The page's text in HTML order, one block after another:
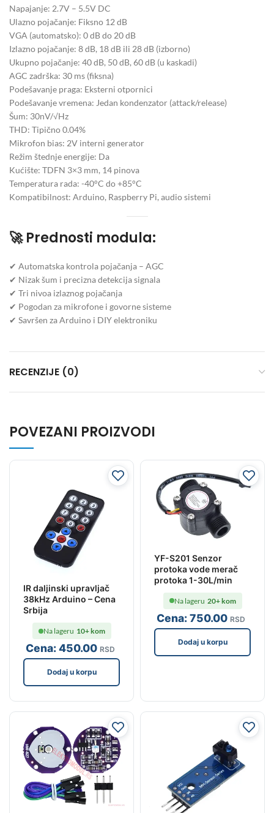
Napajanje: 2.7V – 5.5V DC
Ulazno pojačanje: Fiksno 12 dB
VGA (automatsko): 0 dB do 20 dB
Izlazno pojačanje: 8 dB, 18 dB ili 28 dB (izborno)
Ukupno pojačanje: 40 dB, 50 dB, 60 dB (u kaskadi)
AGC zadrška: 30 ms (fiksna)
Podešavanje praga: Eksterni otpornici
Podešavanje vremena: Jedan kondenzator (attack/release)
Šum: 30nV/√Hz
THD: Tipično 0.04%
Mikrofon bias: 2V interni generator
Režim štednje energije: Da
Kućište: TDFN 3×3 mm, 14 pinova
Temperatura rada: -40°C do +85°C
Kompatibilnost: Arduino, Raspberry Pi, audio sistemi
🚀 Prednosti modula:
✔ Automatska kontrola pojačanja – AGC
✔ Nizak šum i precizna detekcija signala
✔ Tri nivoa izlaznog pojačanja
✔ Pogodan za mikrofone i govorne sisteme
✔ Savršen za Arduino i DIY elektroniku
RECENZIJE (0)
POVEZANI PROIZVODI
IR daljinski upravljač
38kHz Arduino – Cena
Srbija
Cena:450.00 RSD
Na lageru 10+ kom
Dodaj u korpu
YF-S201 Senzor
protoka vode merač
protoka 1-30L/min
Cena:750.00 RSD
Na lageru 20+ kom
Dodaj u korpu